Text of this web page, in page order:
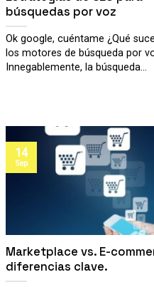
búsquedas por voz
Ok google, cuéntame ¿Qué
los motores de búsqueda por
Innegablemente, la búsqueda...
Marketplace vs. E-
diferencias clave.
14
Sep